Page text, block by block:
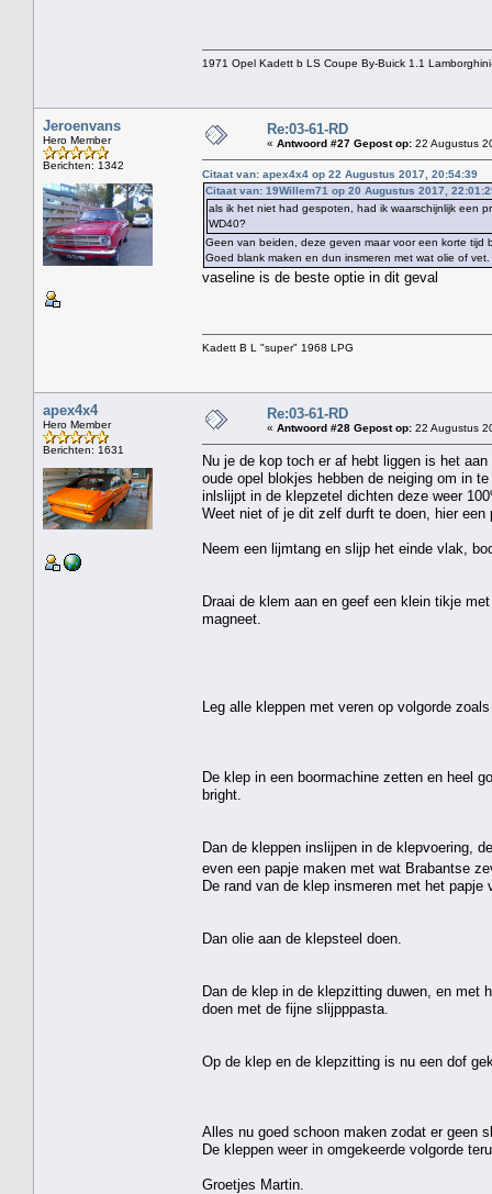
1971 Opel Kadett b LS Coupe By-Buick 1.1
Jeroenvans
Hero Member
Berichten: 1342
Re:03-61-RD
« Antwoord #27 Gepost op: 22 Augustus
Citaat van: apex4x4 op 22 Augustus 2017, 20:54:39
Citaat van: 19Willem71 op 20 Augustus 2017,
als ik het niet had gespoten, had ik waarschijnlijk een
WD40?
Geen van beiden, deze geven maar voor een korte tijd
Goed blank maken en dun insmeren met wat olie of vet.
vaseline is de beste optie in dit geval
Kadett B L "super" 1968 LPG
apex4x4
Hero Member
Berichten: 1631
Re:03-61-RD
« Antwoord #28 Gepost op: 22 Augustus
Nu je de kop toch er af hebt liggen is het
oude opel blokjes hebben de neiging om in
inlslijpt in de klepzetel dichten deze weer
Weet niet of je dit zelf durft te doen, hier
Neem een lijmtang en slijp het einde vlak,
Draai de klem aan en geef een klein tikje
magneet.
Leg alle kleppen met veren op volgorde
De klep in een boormachine zetten en heel
bright.
Dan de kleppen inslijpen in de klepvoering,
even een papje maken met wat Brabantse
De rand van de klep insmeren met het papje
Dan olie aan de klepsteel doen.
Dan de klep in de klepzitting duwen, en met
doen met de fijne slijpppasta.
Op de klep en de klepzitting is nu een dof
Alles nu goed schoon maken zodat er geen
De kleppen weer in omgekeerde volgorde
Groetjes Martin.